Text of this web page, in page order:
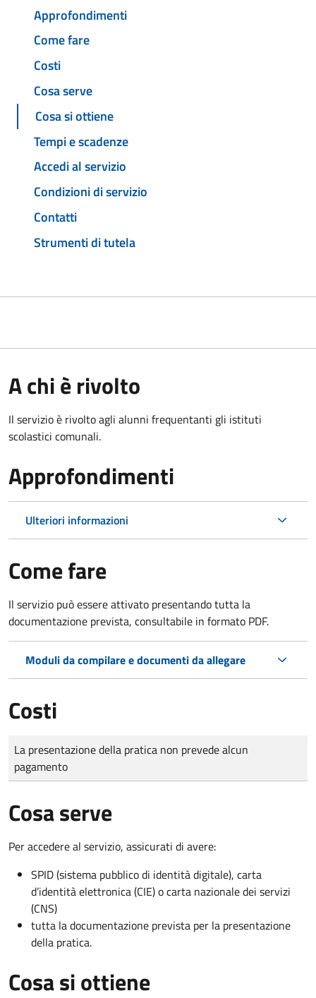
Approfondimenti
Come fare
Costi
Cosa serve
Cosa si ottiene
Tempi e scadenze
Accedi al servizio
Condizioni di servizio
Contatti
Strumenti di tutela
A chi è rivolto
Il servizio è rivolto agli alunni frequentanti gli istituti
scolastici comunali.
Approfondimenti
Ulteriori informazioni
Come fare
Il servizio può essere attivato presentando tutta la
documentazione prevista, consultabile in formato PDF.
Moduli da compilare e documenti da allegare
Costi
Tipo di pagamento
Importo
La presentazione della pratica non prevede alcun
pagamento
Cosa serve
Per accedere al servizio, assicurati di avere:
SPID (sistema pubblico di identità digitale), carta
d’identità elettronica (CIE) o carta nazionale dei servizi
(CNS)
tutta la documentazione prevista per la presentazione
della pratica.
Cosa si ottiene